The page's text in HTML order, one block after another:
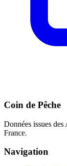
Coin de Pêche
Données issues
France.
Navigation